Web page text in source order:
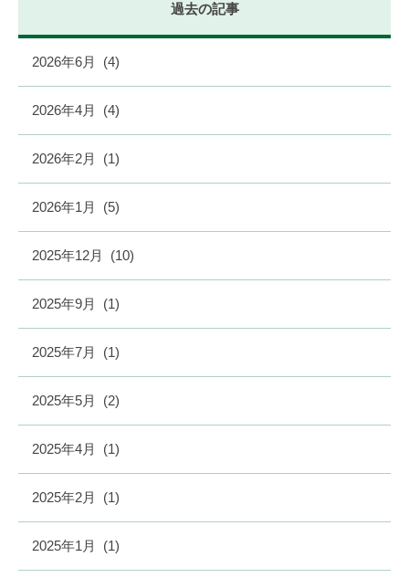
過去の記事
2026年6月 (4)
2026年4月 (4)
2026年2月 (1)
2026年1月 (5)
2025年12月 (10)
2025年9月 (1)
2025年7月 (1)
2025年5月 (2)
2025年4月 (1)
2025年2月 (1)
2025年1月 (1)